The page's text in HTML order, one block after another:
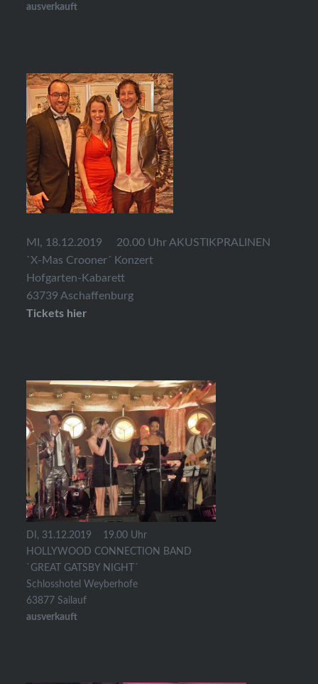
ausverkauft
MI, 18.12.2019 20.00 Uhr AKUSTIKPRALINEN
`X-Mas Crooner´ Konzert
Hofgarten-Kabarett
63739 Aschaffenburg
Tickets hier
DI, 31.12.2019 19.00 Uhr
HOLLYWOOD CONNECTION BAND
`GREAT GATSBY NIGHT´
Schlosshotel Weyberhofe
63877 Sailauf
ausverkauft